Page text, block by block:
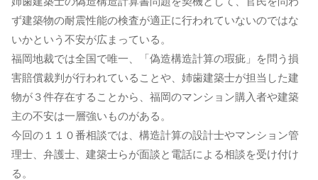
ず建築物の耐震性能の検査が適正に行われていないのではな
いかという不安が広まっている。
福岡地裁では全国で唯一、「偽造構造計算の瑕疵」を問う損
害賠償裁判が行われていることや、姉歯建築士が担当した建
物が３件存在することから、福岡のマンション購入者や建築
主の不安は一層強いものがある。
今回の１１０番相談では、構造計算の設計士やマンション管
理士、弁護士、建築士らが面談と電話による相談を受け付け
る。